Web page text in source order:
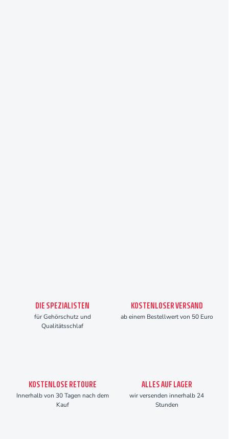
DIE SPEZIALISTEN
für Gehörschutz und
Qualitätsschlaf
KOSTENLOSER VERSAND
ab einem Bestellwert von 50 Euro
KOSTENLOSE RETOURE
Innerhalb von 30 Tagen nach dem
Kauf
ALLES AUF LAGER
wir versenden innerhalb 24
Stunden